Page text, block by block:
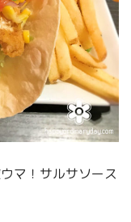
マ！サルサソース